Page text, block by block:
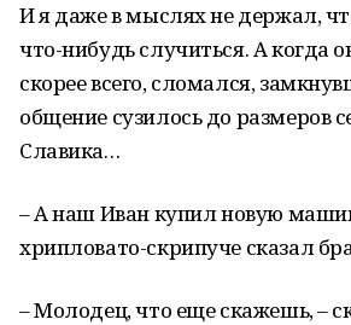
И я даже в мыслях не держал,
что-нибудь случиться. А когда
скорее всего, сломался,
общение сузилось до размеров
Славика…
– А наш Иван купил новую
хрипловато-скрипуче сказал
– Молодец, что еще скажешь, –